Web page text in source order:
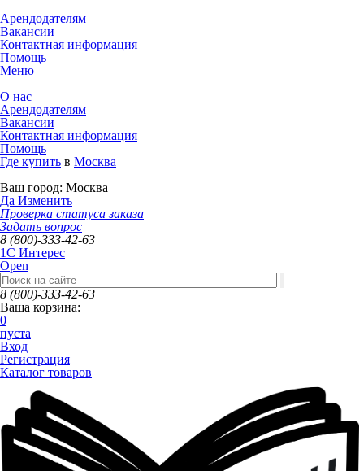
Арендодателям
Вакансии
Контактная информация
Помощь
Меню
О нас
Арендодателям
Вакансии
Контактная информация
Помощь
Где купить в Москва
Ваш город: Москва
Да Изменить
Проверка статуса заказа
Задать вопрос
8 (800)-333-42-63
1C Интерес
Open
8 (800)-333-42-63
Ваша корзина:
0
пуста
Вход
Регистрация
Каталог товаров